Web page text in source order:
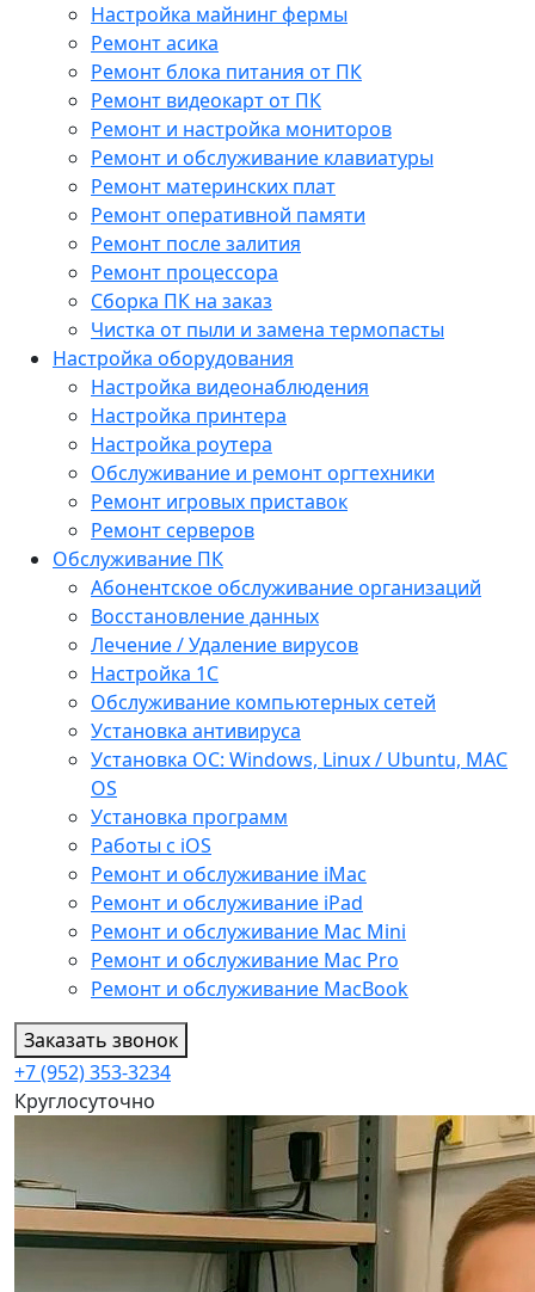
Настройка майнинг фермы
Ремонт асика
Ремонт блока питания от ПК
Ремонт видеокарт от ПК
Ремонт и настройка мониторов
Ремонт и обслуживание клавиатуры
Ремонт материнских плат
Ремонт оперативной памяти
Ремонт после залития
Ремонт процессора
Сборка ПК на заказ
Чистка от пыли и замена термопасты
Настройка оборудования
Настройка видеонаблюдения
Настройка принтера
Настройка роутера
Обслуживание и ремонт оргтехники
Ремонт игровых приставок
Ремонт серверов
Обслуживание ПК
Абонентское обслуживание организаций
Восстановление данных
Лечение / Удаление вирусов
Настройка 1С
Обслуживание компьютерных сетей
Установка антивируса
Установка ОС: Windows, Linux / Ubuntu, МАС
OS
Установка программ
Работы с iOS
Ремонт и обслуживание iMac
Ремонт и обслуживание iPad
Ремонт и обслуживание Mac Mini
Ремонт и обслуживание Mac Pro
Ремонт и обслуживание MacBook
Заказать звонок
+7 (952) 353-3234
Круглосуточно